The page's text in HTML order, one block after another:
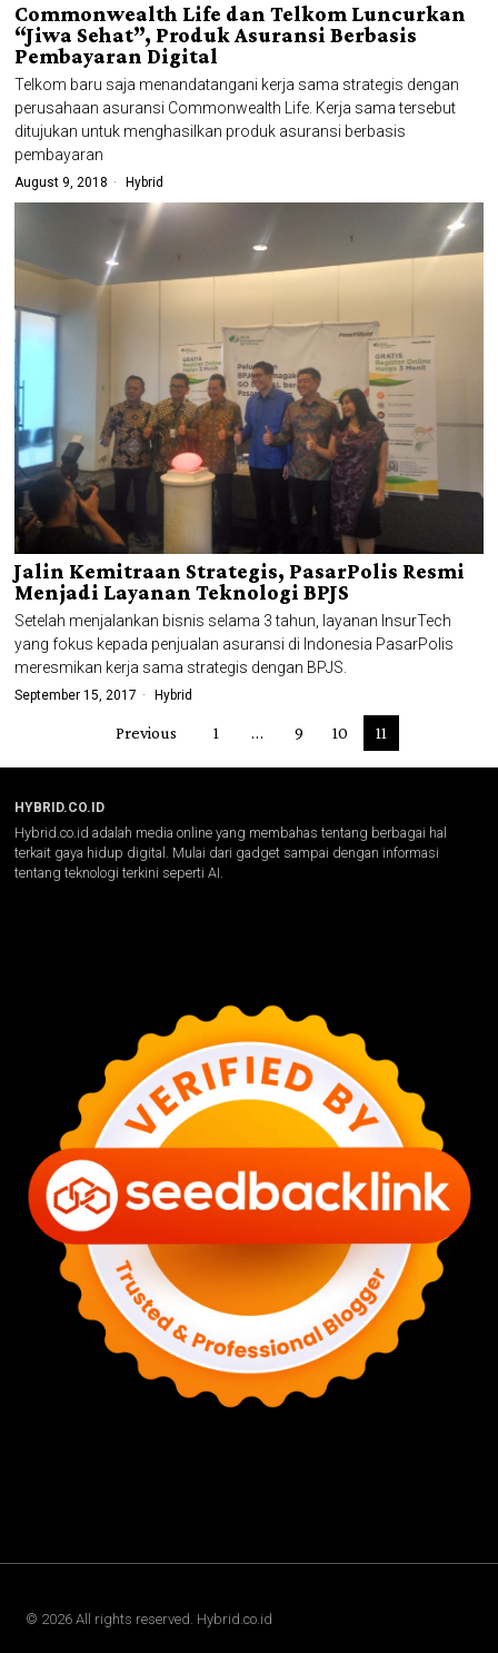
Commonwealth Life dan Telkom Luncurkan
“Jiwa Sehat”, Produk Asuransi Berbasis
Pembayaran Digital
Telkom baru saja menandatangani kerja sama strategis dengan
perusahaan asuransi Commonwealth Life. Kerja sama tersebut
ditujukan untuk menghasilkan produk asuransi berbasis
pembayaran
August 9, 2018 Hybrid
Jalin Kemitraan Strategis, PasarPolis Resmi
Menjadi Layanan Teknologi BPJS
Setelah menjalankan bisnis selama 3 tahun, layanan InsurTech
yang fokus kepada penjualan asuransi di Indonesia PasarPolis
meresmikan kerja sama strategis dengan BPJS.
September 15, 2017 Hybrid
Previous 1 … 9 10 11
HYBRID.CO.ID
Hybrid.co.id adalah media online yang membahas tentang berbagai hal
terkait gaya hidup digital. Mulai dari gadget sampai dengan informasi
tentang teknologi terkini seperti AI.
© 2026 All rights reserved. Hybrid.co.id